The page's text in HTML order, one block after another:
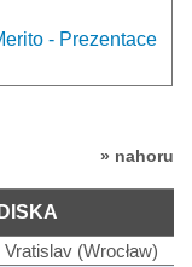
- Prezentace
» nahoru
Vratislav (Wrocław)